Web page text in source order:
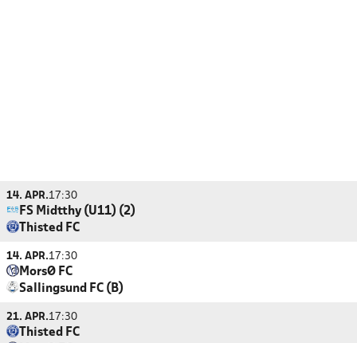
14. APR.17:30
FS Midtthy (U11) (2)
Thisted FC
14. APR.17:30
MorsØ FC
Sallingsund FC (B)
21. APR.17:30
Thisted FC